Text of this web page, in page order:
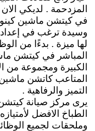
المزدحمة . لديكي
في كيتشن ماشين
وسيدة ترغب في
لها ميزة . بدءًا من
المباشر في كيتشن
الكبيرة ومجموعة من
المتاعب كاتشن
التميز والرفاهية .
يرى مركز صيانة كيتشن
الطباخ الافضل لأمتيازه
وملحقات لجميع